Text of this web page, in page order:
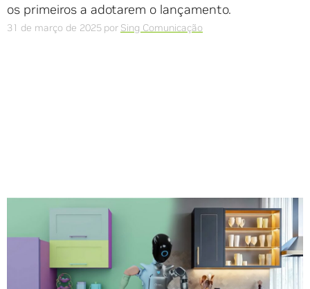
os primeiros a adotarem o lançamento.
31 de março de 2025 por Sing Comunicação
Compartilhe